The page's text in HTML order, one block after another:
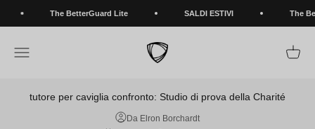
The BetterGuard Lite SALDI ESTIVI The
Apri il menu di navigazione
BETTERGUARDS
tutore per caviglia confronto: Studio di prova della Charité
Da Elron Borchardt